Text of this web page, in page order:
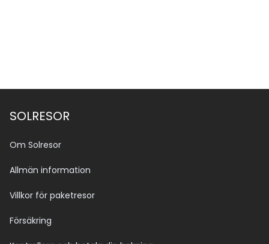
SOLRESOR
Om Solresor
Allmän information
Villkor för paketresor
Försäkring